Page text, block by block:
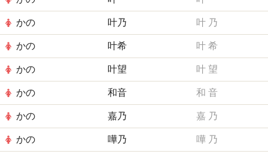
かの 叶乃 叶 乃
かの 叶希 叶 希
かの 叶望 叶 望
かの 和音 和 音
かの 嘉乃 嘉 乃
かの 嘩乃 嘩 乃